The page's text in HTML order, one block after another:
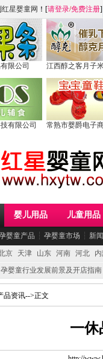
红星婴童网 ！[请登录/免费注册]
限公司 江西醇之客月子
有限公司 常熟市婴爵电子
婴儿用品 儿童用品
婴童产品 ┆ 孕婴童市场 ┆ 新
京 天津 山东 河南 河北
孕婴童行业发展前景及开店指南
品资讯-->正文
一休